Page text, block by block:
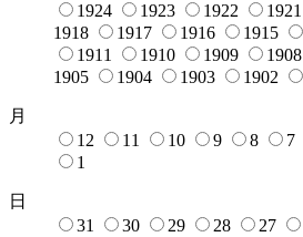
1924
1923 1922 1921
1918
1917 1916 1915
1911
1910 1909 1908
1905
1904 1903 1902
月
12
11 10 9 8 7
1
日
31
30 29 28 27